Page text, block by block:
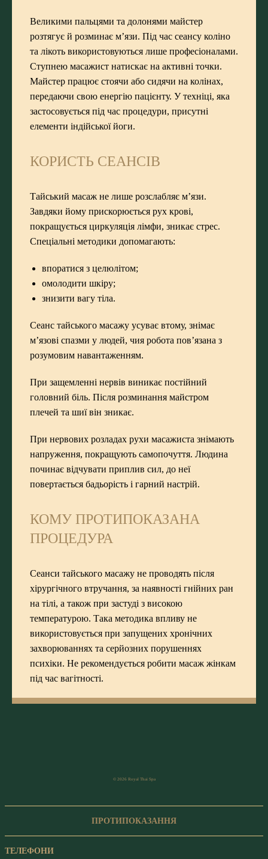
Великими пальцями та долонями майстер
розтягує й розминає м’язи. Під час сеансу коліно
та лікоть використовуються лише професіоналами.
Ступнею масажист натискає на активні точки.
Майстер працює стоячи або сидячи на колінах,
передаючи свою енергію пацієнту. У техніці, яка
застосовується під час процедури, присутні
елементи індійської йоги.
КОРИСТЬ СЕАНСІВ
Тайський масаж не лише розслабляє м’язи.
Завдяки йому прискорюється рух крові,
покращується циркуляція лімфи, зникає стрес.
Спеціальні методики допомагають:
впоратися з целюлітом;
омолодити шкіру;
знизити вагу тіла.
Сеанс тайського масажу усуває втому, знімає
м’язові спазми у людей, чия робота пов’язана з
розумовим навантаженням.
При защемленні нервів виникає постійний
головний біль. Після розминання майстром
плечей та шиї він зникає.
При нервових розладах рухи масажиста знімають
напруження, покращують самопочуття. Людина
починає відчувати приплив сил, до неї
повертається бадьорість і гарний настрій.
КОМУ ПРОТИПОКАЗАНА
ПРОЦЕДУРА
Сеанси тайського масажу не проводять після
хірургічного втручання, за наявності гнійних ран
на тілі, а також при застуді з високою
температурою. Така методика впливу не
використовується при запущених хронічних
захворюваннях та серйозних порушеннях
психіки. Не рекомендується робити масаж жінкам
під час вагітності.
© 2026 Royal Thai Spa
ПРОТИПОКАЗАННЯ
ТЕЛЕФОНИ